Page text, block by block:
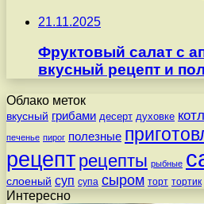
21.11.2025
Фруктовый салат с
вкусный рецепт и
Облако меток
вкусный грибами десерт духовке
печенье пирог полезные
рецепт рецепты рыбные
слоеный суп супа сыром торт тортик
Интересно